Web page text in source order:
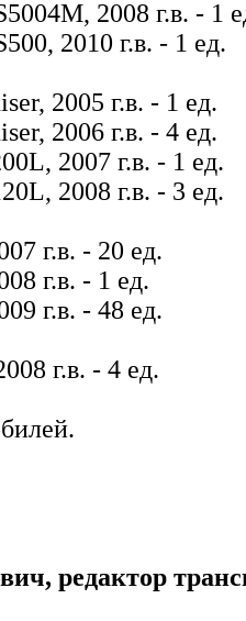
2008 г.в. - 1
2010 г.в. - 1 ед.
2005 г.в. - 1 ед.
2006 г.в. - 4 ед.
2007 г.в. - 1 ед.
2008 г.в. - 3 ед.
г.в. - 20 ед.
г.в. - 1 ед.
г.в. - 48 ед.
г.в. - 4 ед.
редактор